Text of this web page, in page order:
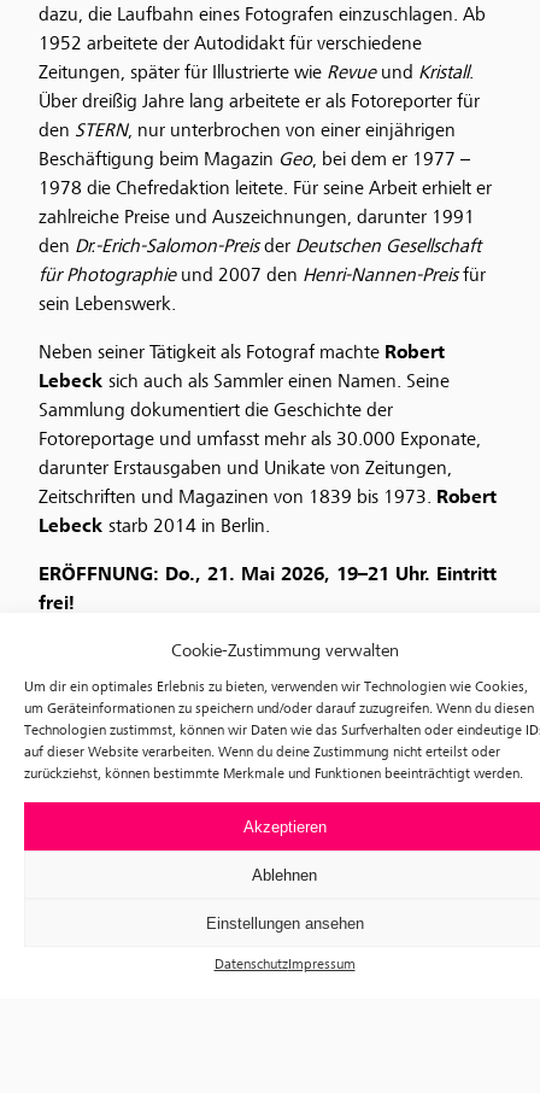
Cookie-Zustimmung verwalten
Um dir ein optimales Erlebnis zu bieten, verwenden wir Technologien wie Cookies,
um Geräteinformationen zu speichern und/oder darauf zuzugreifen. Wenn du diesen
Technologien zustimmst, können wir Daten wie das Surfverhalten oder eindeutige
auf dieser Website verarbeiten. Wenn du deine Zustimmung nicht erteilst oder
zurückziehst, können bestimmte Merkmale und Funktionen beeinträchtigt werden.
Akzeptieren
Ablehnen
Einstellungen ansehen
DatenschutzImpressum
dazu, die Laufbahn eines Fotografen einzuschlagen. Ab
1952 arbeitete der Autodidakt für verschiedene
Zeitungen, später für Illustrierte wie Revue und Kristall.
Über dreißig Jahre lang arbeitete er als Fotoreporter für
den STERN, nur unterbrochen von einer einjährigen
Beschäftigung beim Magazin Geo, bei dem er 1977 –
1978 die Chefredaktion leitete. Für seine Arbeit erhielt er
zahlreiche Preise und Auszeichnungen, darunter 1991
den Dr.-Erich-Salomon-Preisder Deutschen Gesellschaft
für Photographie und 2007 den Henri-Nannen-Preisfür
sein Lebenswerk.
Neben seiner Tätigkeit als Fotograf machte Robert
Lebeck sich auch als Sammler einen Namen. Seine
Sammlung dokumentiert die Geschichte der
Fotoreportage und umfasst mehr als 30.000 Exponate,
darunter Erstausgaben und Unikate von Zeitungen,
Zeitschriften und Magazinen von 1839 bis 1973. Robert
Lebeck starb 2014 in Berlin.
ERÖFFNUNG: Do., 21. Mai 2026, 19–21 Uhr. Eintritt
frei!
– freiraum für fotografie, und Cordula
Lebeck, Archiv Robert Lebeck. Eintritt frei!
In Kooperation mitArchiv Robert Lebeck
Bild: Karl-Marx-Strasse, Berlin-Neukölln 1960 © Archiv